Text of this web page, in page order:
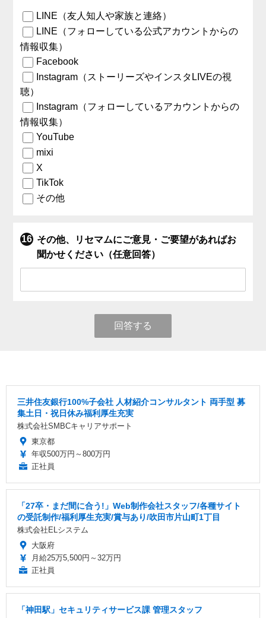
LINE（友人知人や家族と連絡）
LINE（フォローしている公式アカウントからの
情報収集）
Facebook
Instagram（ストーリーズやインスタLIVEの視
聴）
Instagram（フォローしているアカウントからの
情報収集）
YouTube
mixi
X
TikTok
その他
その他、リセマムにご意見・ご要望があればお
聞かせください（任意回答）
回答する
三井住友銀行100%子会社 人材紹介コンサルタント 両手型 募
集土日・祝日休み福利厚生充実
株式会社SMBCキャリアサポート
東京都
年収500万円～800万円
正社員
「27卒・まだ間に合う!」Web制作会社スタッフ/各種サイト
の受託制作/福利厚生充実/賞与あり/吹田市片山町1丁目
株式会社ELシステム
大阪府
月給25万5,500円～32万円
正社員
「神田駅」セキュリティサービス課 管理スタッフ